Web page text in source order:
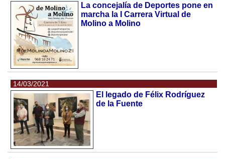
La concejalía de Deportes pone en
marcha la I Carrera Virtual de
Molino a Molino
14/03/2021
El legado de Félix Rodríguez
de la Fuente